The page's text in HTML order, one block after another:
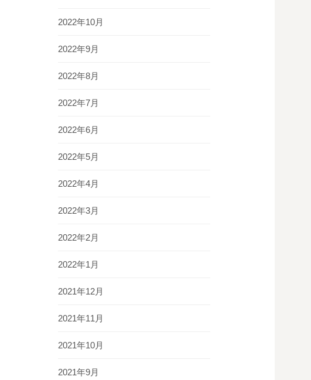
2022年10月
2022年9月
2022年8月
2022年7月
2022年6月
2022年5月
2022年4月
2022年3月
2022年2月
2022年1月
2021年12月
2021年11月
2021年10月
2021年9月